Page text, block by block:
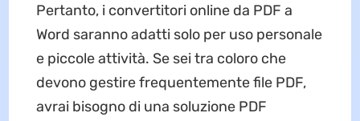
Pertanto, i convertitori online da PDF a
Word saranno adatti solo per uso personale
e piccole attività. Se sei tra coloro che
devono gestire frequentemente file PDF,
avrai bisogno di una soluzione PDF